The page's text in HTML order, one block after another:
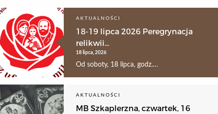
AKTUALNOŚCI
18-19 lipca 2026 Peregrynacja
relikwii...
18 lipca, 2026
Od soboty, 18 lipca, godz.…
AKTUALNOŚCI
MB Szkaplerzna, czwartek, 16